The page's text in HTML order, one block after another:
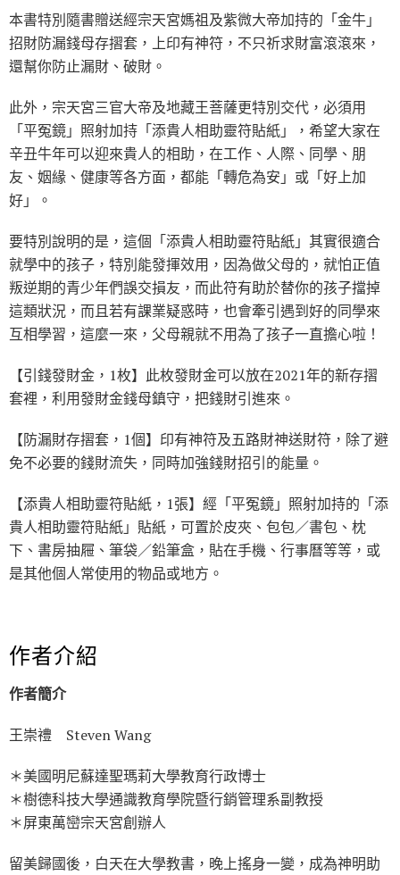
本書特別隨書贈送經宗天宮媽祖及紫微大帝加持的「金牛」
招財防漏錢母存摺套，上印有神符，不只祈求財富滾滾來，
還幫你防止漏財、破財。
此外，宗天宮三官大帝及地藏王菩薩更特別交代，必須用
「平冤鏡」照射加持「添貴人相助靈符貼紙」，希望大家在
辛丑牛年可以迎來貴人的相助，在工作、人際、同學、朋
友、姻緣、健康等各方面，都能「轉危為安」或「好上加
好」。
要特別說明的是，這個「添貴人相助靈符貼紙」其實很適合
就學中的孩子，特別能發揮效用，因為做父母的，就怕正值
叛逆期的青少年們誤交損友，而此符有助於替你的孩子擋掉
這類狀況，而且若有課業疑惑時，也會牽引遇到好的同學來
互相學習，這麼一來，父母親就不用為了孩子一直擔心啦！
【引錢發財金，1枚】此枚發財金可以放在2021年的新存摺
套裡，利用發財金錢母鎮守，把錢財引進來。
【防漏財存摺套，1個】印有神符及五路財神送財符，除了避
免不必要的錢財流失，同時加強錢財招引的能量。
【添貴人相助靈符貼紙，1張】經「平冤鏡」照射加持的「添
貴人相助靈符貼紙」貼紙，可置於皮夾、包包／書包、枕
下、書房抽屜、筆袋／鉛筆盒，貼在手機、行事曆等等，或
是其他個人常使用的物品或地方。
作者介紹
作者簡介
王崇禮 Steven Wang
＊美國明尼蘇達聖瑪莉大學教育行政博士
＊樹德科技大學通識教育學院暨行銷管理系副教授
＊屏東萬巒宗天宮創辦人
留美歸國後，白天在大學教書，晚上搖身一變，成為神明助